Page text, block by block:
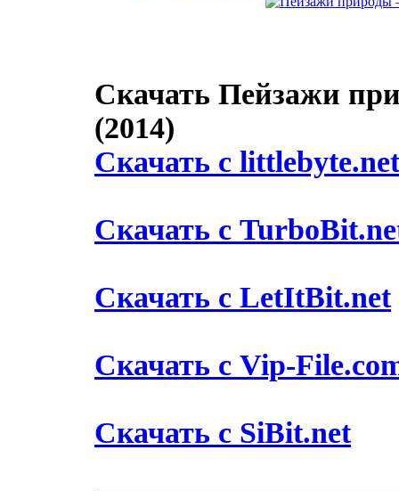
Скачать Пейзажи
(2014)
Скачать с littlebyte.net
Скачать с
Скачать с LetItBit.net
Скачать с Vip-
Скачать с SiBit.net